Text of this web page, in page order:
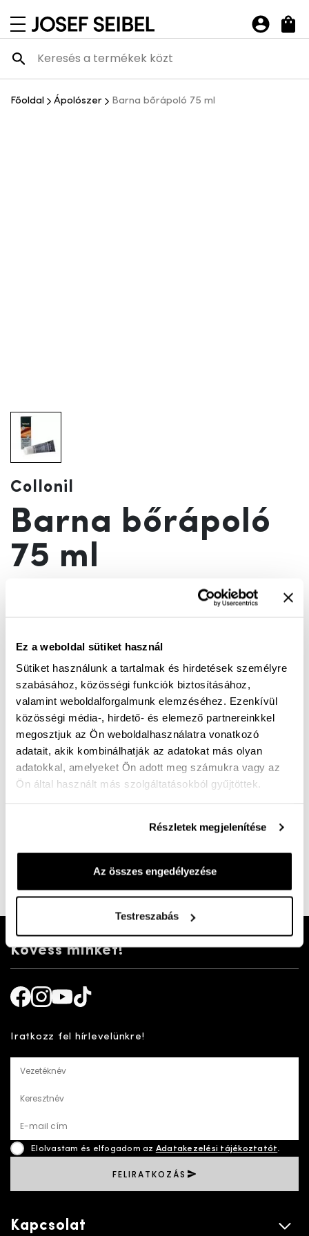
Ez a weboldal sütiket használ
Sütiket használunk a tartalmak és hirdetések személyre
szabásához, közösségi funkciók biztosításához,
valamint weboldalforgalmunk elemzéséhez. Ezenkívül
közösségi média-, hirdető- és elemező partnereinkkel
megosztjuk az Ön weboldalhasználatra vonatkozó
adatait, akik kombinálhatják az adatokat más olyan
adatokkal, amelyeket Ön adott meg számukra vagy az
Ön által használt más szolgáltatásokból gyűjtöttek.
Részletek megjelenítése
Az összes engedélyezése
Testreszabás
navigációs menü megnyitása
Josef Seibel Webshop
Főoldal Ápolószer Barna bőrápoló 75 ml
Collonil
Barna bőrápoló
75 ml
KOSÁRBA
Mérettáblázat
Nincs a méretedben?
Szállítási idő:1-3 munkanap
Ingyenes kiszállítás 25 000 Ft felett
ellenállóbbá teszi a bőrfelületeket, egyúttal felfrissíti
Kövess minket!
Iratkozz fel hírlevelünkre!
Vezetéknév
Keresztnév
E-mail cím
Elolvastam és elfogadom az Adatakezelési tájékoztatót.
FELIRATKOZÁS
Kapcsolat